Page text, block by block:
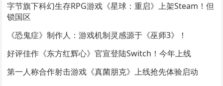
字节旗下科幻生存RPG游戏《星球：重启》上架Steam！但
锁国区
《恐鬼症》制作人：游戏机制灵感源于《巫师3》！
好评佳作《东方红辉心》官宣登陆Switch！今年上线
第一人称合作射击游戏《真菌朋克》上线抢先体验启动